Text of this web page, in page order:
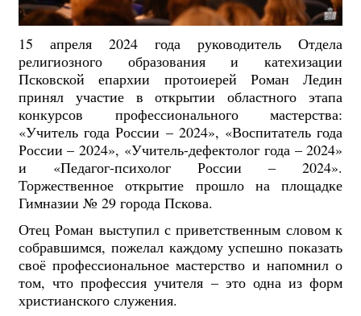
15 апреля 2024 года руководитель Отдела
религиозного образования и катехизации
Псковской епархии протоиерей Роман Ледин
принял участие в открытии областного этапа
конкурсов профессионального мастерства:
«Учитель года России – 2024», «Воспитатель года
России – 2024», «Учитель-дефектолог года – 2024»
и «Педагог-психолог России – 2024».
Торжественное открытие прошло на площадке
Гимназии № 29 города Пскова.
Отец Роман выступил с приветственным словом к
собравшимся, пожелал каждому успешно показать
своё профессиональное мастерство и напомнил о
том, что профессия учителя – это одна из форм
христианского служения.